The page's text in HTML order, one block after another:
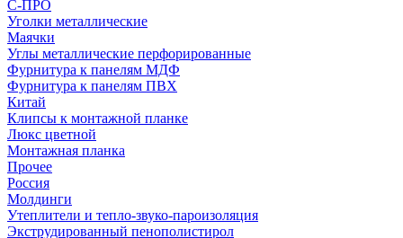
С-ПРО
Уголки металлические
Маячки
Углы металлические перфорированные
Фурнитура к панелям МДФ
Фурнитура к панелям ПВХ
Китай
Клипсы к монтажной планке
Люкс цветной
Монтажная планка
Прочее
Россия
Молдинги
Утеплители и тепло-звуко-пароизоляция
Экструдированный пенополистирол